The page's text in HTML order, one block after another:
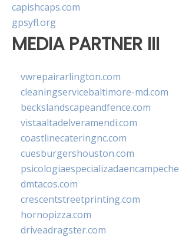
capishcaps.com
gpsyfl.org
MEDIA PARTNER III
vwrepairarlington.com
cleaningservicebaltimore-md.com
beckslandscapeandfence.com
vistaaltadelveramendi.com
coastlinecateringnc.com
cuesburgershouston.com
dmtacos.com
crescentstreetprinting.com
hornopizza.com
driveadragster.com